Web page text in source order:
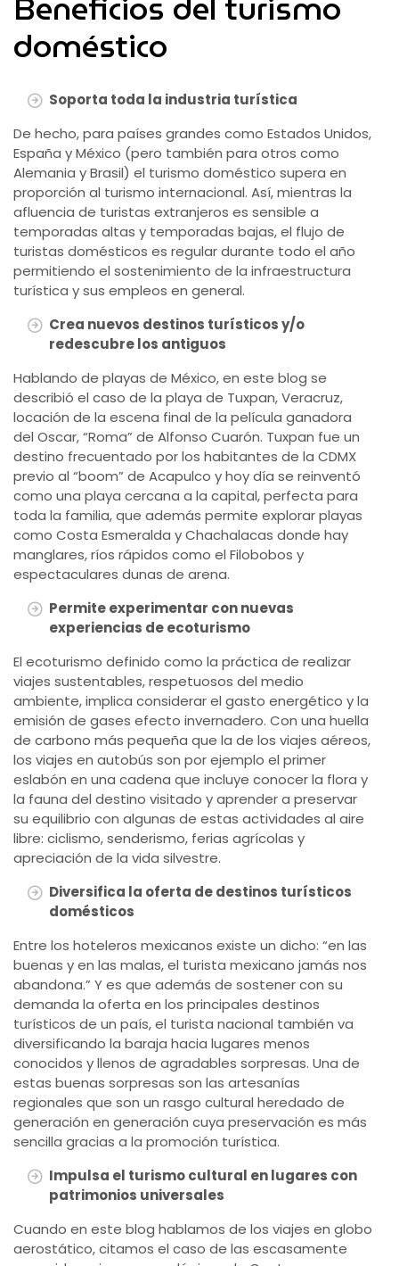
doméstico
Soporta toda la industria turística
De hecho, para países grandes como Estados Unidos,
España y México (pero también para otros como
Alemania y Brasil) el turismo doméstico supera en
proporción al turismo internacional. Así, mientras la
afluencia de turistas extranjeros es sensible a
temporadas altas y temporadas bajas, el flujo de
turistas domésticos es regular durante todo el año
permitiendo el sostenimiento de la infraestructura
turística y sus empleos en general.
Crea nuevos destinos turísticos y/o
redescubre los antiguos
Hablando de playas de México, en este blog se
describió el caso de la playa de Tuxpan, Veracruz,
locación de la escena final de la película ganadora
del Oscar, “Roma” de Alfonso Cuarón. Tuxpan fue un
destino frecuentado por los habitantes de la CDMX
previo al “boom” de Acapulco y hoy día se reinventó
como una playa cercana a la capital, perfecta para
toda la familia, que además permite explorar playas
como Costa Esmeralda y Chachalacas donde hay
manglares, ríos rápidos como el Filobobos y
espectaculares dunas de arena.
Permite experimentar con nuevas
experiencias de ecoturismo
El ecoturismo definido como la práctica de realizar
viajes sustentables, respetuosos del medio
ambiente, implica considerar el gasto energético y la
emisión de gases efecto invernadero. Con una huella
de carbono más pequeña que la de los viajes aéreos,
los viajes en autobús son por ejemplo el primer
eslabón en una cadena que incluye conocer la flora y
la fauna del destino visitado y aprender a preservar
su equilibrio con algunas de estas actividades al aire
libre: ciclismo, senderismo, ferias agrícolas y
apreciación de la vida silvestre.
Diversifica la oferta de destinos turísticos
domésticos
Entre los hoteleros mexicanos existe un dicho: “en las
buenas y en las malas, el turista mexicano jamás nos
abandona.” Y es que además de sostener con su
demanda la oferta en los principales destinos
turísticos de un país, el turista nacional también va
diversificando la baraja hacia lugares menos
conocidos y llenos de agradables sorpresas. Una de
estas buenas sorpresas son las artesanías
regionales que son un rasgo cultural heredado de
generación en generación cuya preservación es más
sencilla gracias a la promoción turística.
Impulsa el turismo cultural en lugares con
patrimonios universales
Cuando en este blog hablamos de los viajes en globo
aerostático, citamos el caso de las escasamente